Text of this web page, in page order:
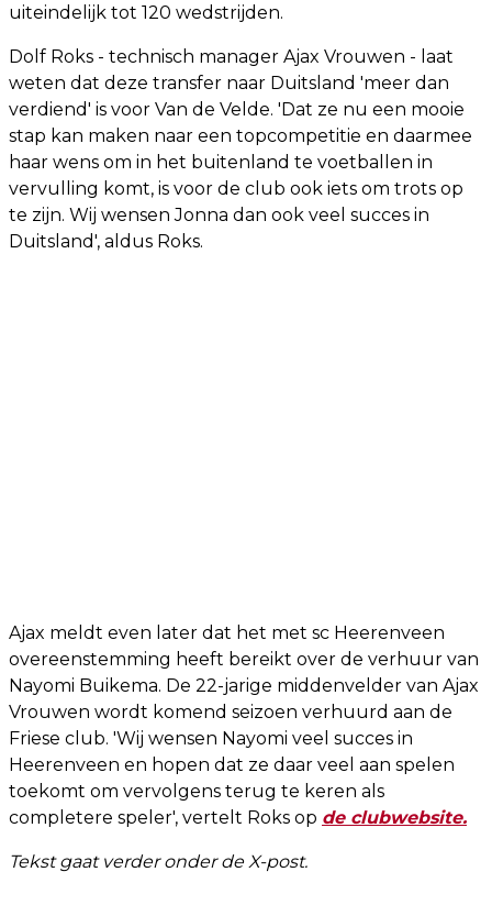
uiteindelijk tot 120 wedstrijden.
Dolf Roks - technisch manager Ajax Vrouwen - laat
weten dat deze transfer naar Duitsland 'meer dan
verdiend' is voor Van de Velde. 'Dat ze nu een mooie
stap kan maken naar een topcompetitie en daarmee
haar wens om in het buitenland te voetballen in
vervulling komt, is voor de club ook iets om trots op
te zijn. Wij wensen Jonna dan ook veel succes in
Duitsland', aldus Roks.
Ajax meldt even later dat het met sc Heerenveen
overeenstemming heeft bereikt over de verhuur van
Nayomi Buikema. De 22-jarige middenvelder van Ajax
Vrouwen wordt komend seizoen verhuurd aan de
Friese club. 'Wij wensen Nayomi veel succes in
Heerenveen en hopen dat ze daar veel aan spelen
toekomt om vervolgens terug te keren als
completere speler', vertelt Roks op de clubwebsite.
Tekst gaat verder onder de X-post.